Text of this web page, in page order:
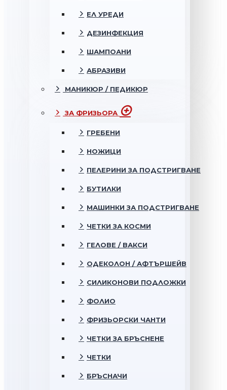
ЕЛ УРЕДИ
ДЕЗИНФЕКЦИЯ
ШАМПОАНИ
АБРАЗИВИ
МАНИКЮР / ПЕДИКЮР
ЗА ФРИЗЬОРА
ГРЕБЕНИ
НОЖИЦИ
ПЕЛЕРИНИ ЗА ПОДСТРИГВАНЕ
БУТИЛКИ
МАШИНКИ ЗА ПОДСТРИГВАНЕ
ЧЕТКИ ЗА КОСМИ
ГЕЛОВЕ / ВАКСИ
ОДЕКОЛОН / АФТЪРШЕЙВ
СИЛИКОНОВИ ПОДЛОЖКИ
ФОЛИО
ФРИЗЬОРСКИ ЧАНТИ
ЧЕТКИ ЗА БРЪСНЕНЕ
ЧЕТКИ
БРЪСНАЧИ